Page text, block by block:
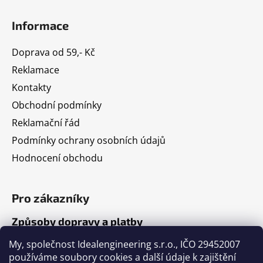
My, společnost Idealengineering s.r.o., IČO 29452007
používáme soubory cookies a další údaje k zajištění
Informace
Doprava od 59,- Kč
Reklamace
Kontakty
Obchodní podmínky
Reklamační řád
Podmínky ochrany osobních údajů
Hodnocení obchodu
Pro zákazníky
Způsoby dopravy a platby
Jak nakupovat